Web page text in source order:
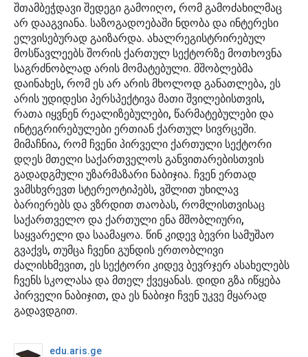
შთამბეჭდავი შედეგი გამოიღო, რომ გამოძახილმაც
არ დააგვიანა. საზოგადოებაში ნდობა და ინტერესი
ელვისებურად გაიზარდა. ახალრეგისტრირებულ
მოსწავლეებს შორის ქართულ სექტორზე მოთხოვნა
საგრძნობლად არის მომატებული. მშობლებმა
დაინახეს, რომ ეს არ არის მხოლოდ განათლება, ეს
არის უდიდესი პერსპექტივა მათი შვილებისთვის,
რათა იყვნენ რეალიზებულები, წარმატებულები და
ინტეგრირებულები ერთიან ქართულ სივრცეში.
მიმაჩნია, რომ ჩვენი პირველი ქართული სექტორი
დღეს მთელი საქართველოს განვითარებისთვის
გადადგმული უზარმაზარი ნაბიჯია. ჩვენ ერთად
ვამსხვრევთ სტერეოტიპებს, ვშლით უხილავ
ბარიერებს და ვზრდით თაობას, რომლისთვისაც
საქართველო და ქართული ენა მშობლიური,
საყვარელი და საამაყოა. წინ კიდევ ბევრი სამუშაო
გვაქვს, თუმცა ჩვენი გუნდის ერთობლივი
ძალისხმევით, ეს სექტორი კიდევ ბევრჯერ ასახელებს
ჩვენს სკოლასა და მთელ ქვეყანას. დიდი გზა იწყება
პირველი ნაბიჯით, და ეს ნაბიჯი ჩვენ უკვე მყარად
გადავდგით.
edu.aris.ge